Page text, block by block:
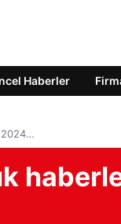
Haberler
2024…